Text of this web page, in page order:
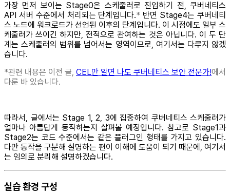
가장 먼저 보이는 Stage0은 스케줄러로 진입하기 전, 쿠버네티스
API 서버 수준에서 처리되는 단계입니다.* 반면 Stage4는 쿠버네티
스 노드에 워크로드가 선언된 이후의 단계입니다. 이 시점에도 일부 스
케줄러가 쓰이긴 하지만, 전적으로 관여하는 것은 아닙니다. 이 두 단
계는 스케줄러의 범위를 넘어서는 영역이므로, 여기서는 다루지 않겠
습니다.
*관련 내용은 이전 글, CEL만 알면 나도 쿠버네티스 보안 전문가!에서
다룬 바 있습니다.
따라서, 글에서는 Stage 1, 2, 3에 집중하여 쿠버네티스 스케줄러가
얼마나 아름답게 동작하는지 살펴볼 예정입니다. 참고로 Stage1과
Stage2는 코드 수준에서는 같은 플러그인 형태를 가지고 있습니다.
다만 동작을 구분해 설명하는 편이 이해에 도움이 되기 때문에, 여기서
는 임의로 분리해 설명하겠습니다.
실습 환경 구성